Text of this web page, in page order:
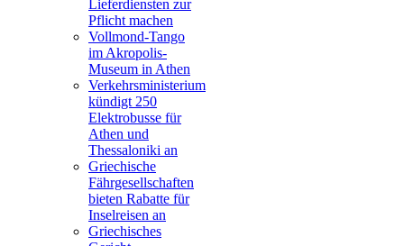
Lieferdiensten zur
Pflicht machen
Vollmond-Tango
im Akropolis-
Museum in Athen
Verkehrsministerium
kündigt 250
Elektrobusse für
Athen und
Thessaloniki an
Griechische
Fährgesellschaften
bieten Rabatte für
Inselreisen an
Griechisches